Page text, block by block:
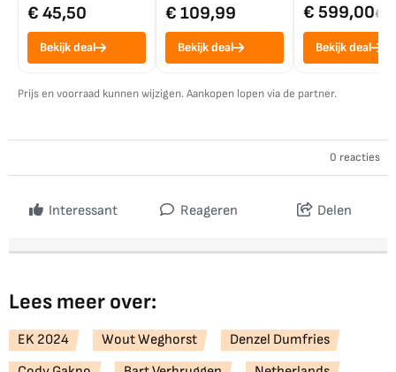
€ 45,50
Bekijk deal
€ 109,99
Bekijk deal
€ 599,00€
Bekijk deal
Prijs en voorraad kunnen wijzigen. Aankopen lopen via de partner.
0 reacties
Interessant Reageren Delen
Lees meer over:
EK 2024 Wout Weghorst
Denzel Dumfries